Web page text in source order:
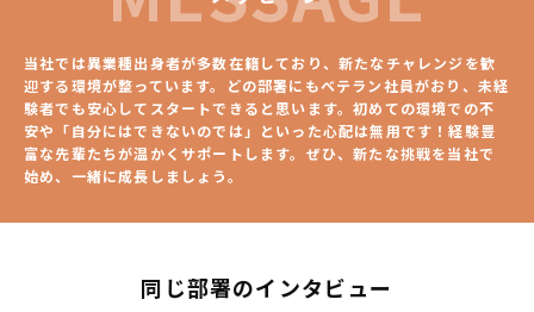
当社では異業種出身者が多数在籍しており、新たなチャレンジを歓
迎する環境が整っています。どの部署にもベテラン社員がおり、未経
験者でも安心してスタートできると思います。初めての環境での不
安や「自分にはできないのでは」といった心配は無用です！経験豊
富な先輩たちが温かくサポートします。ぜひ、新たな挑戦を当社で
始め、一緒に成長しましょう。
同じ部署のインタビュー